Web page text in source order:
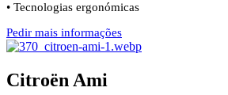
• Tecnologias ergonómicas
Pedir mais informações
Citroën Ami